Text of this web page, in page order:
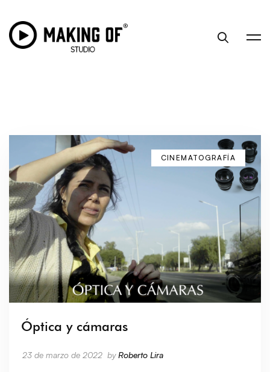
CINEMATOGRAFÍA
Óptica y cámaras
23 de marzo de 2022 byRoberto Lira